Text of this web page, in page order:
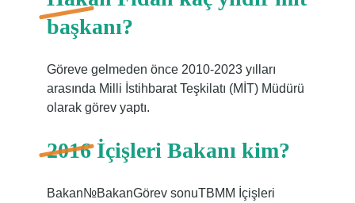
başkanı?
Göreve gelmeden önce 2010-2023 yılları
arasında Milli İstihbarat Teşkilatı (MİT) Müdürü
olarak görev yaptı.
2016 İçişleri Bakanı kim?
Bakan№BakanGörev sonuTBMM İçişleri